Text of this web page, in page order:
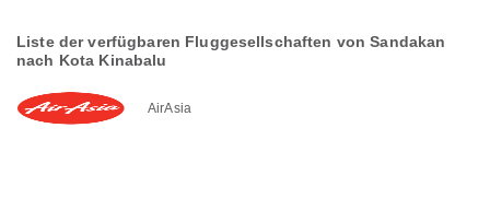
Liste der verfügbaren Fluggesellschaften von Sandakan
nach Kota Kinabalu
AirAsia